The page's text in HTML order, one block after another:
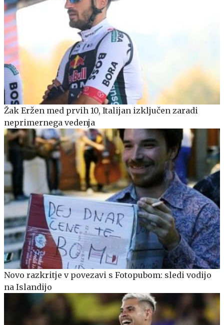
Žak Eržen med prvih 10, Italijan izključen zaradi
neprimernega vedenja
Novo razkritje v povezavi s Fotopubom: sledi vodijo
na Islandijo